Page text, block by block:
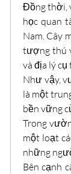
Đồng thời,
học quan
Nam. Cây
tượng thú
và địa lý
Như vậy,
là một
bền vững
Trong
một loạt
những
Bên cạnh